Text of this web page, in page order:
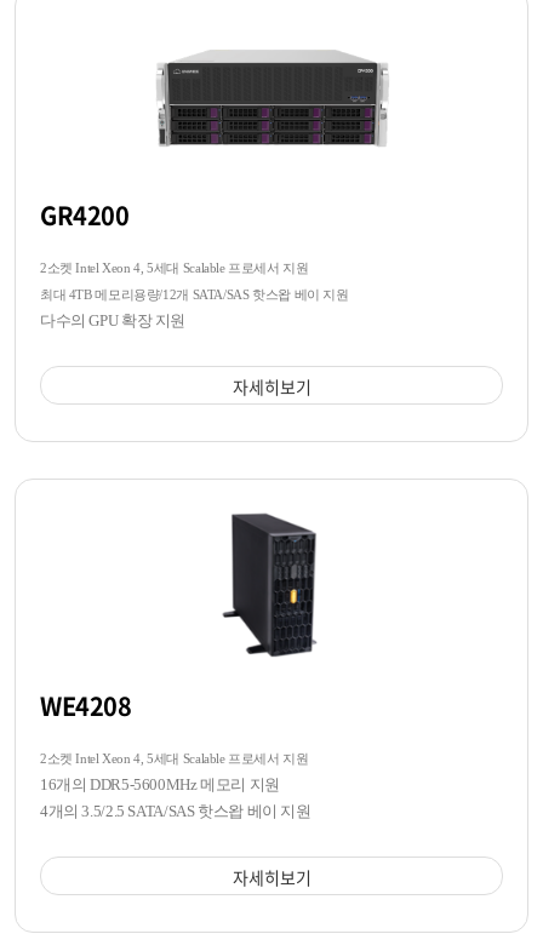
GR4200
2소켓 Intel Xeon 4, 5세대 Scalable 프로세서 지원
최대 4TB 메모리용량/12개 SATA/SAS 핫스왑 베이 지원
다수의 GPU 확장 지원
자세히보기
WE4208
2소켓 Intel Xeon 4, 5세대 Scalable 프로세서 지원
16개의 DDR5-5600MHz 메모리 지원
4개의 3.5/2.5 SATA/SAS 핫스왑 베이 지원
자세히보기